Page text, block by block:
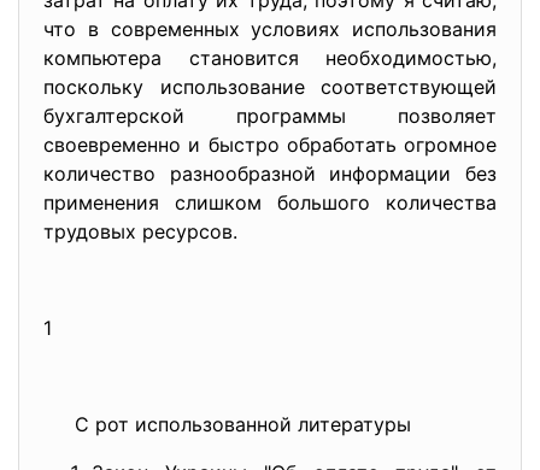
что в современных условиях использования
компьютера становится необходимостью,
поскольку использование соответствующей
бухгалтерской программы позволяет
своевременно и быстро обработать огромное
количество разнообразной информации без
применения слишком большого количества
трудовых ресурсов.
1
С рот использованной литературы